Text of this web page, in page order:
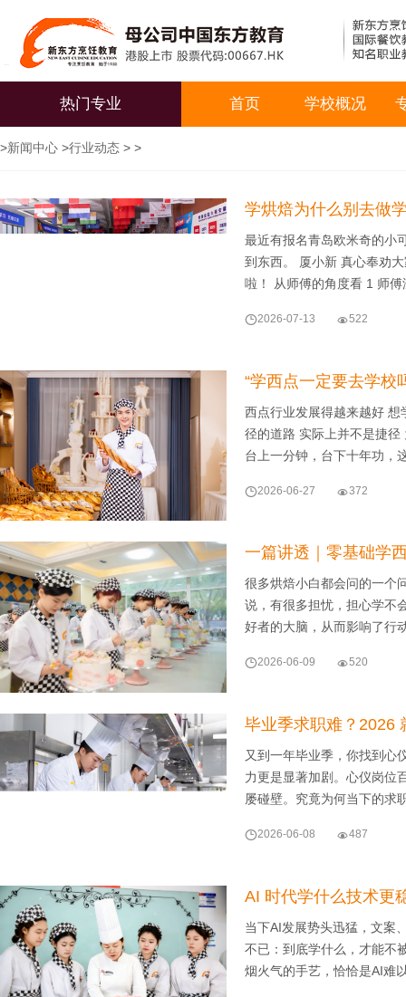
热门专业 首页 学校概况
>新闻中心 >行业动态 > >
学烘焙为什么别去做
最近有报名青岛欧米奇的小
到东西。 厦小新 真心奉劝
啦！ 从师傅的角度看 1 师
2026-07-13 522
“学西点一定要去学
西点行业发展得越来越好
径的道路 实际上并不是捷
台上一分钟，台下十年功
2026-06-27 372
一篇讲透｜零基础学
很多烘焙小白都会问的一个
说，有很多担忧，担心学不
好者的大脑，从而影响了
2026-06-09 520
毕业季求职难？2026
又到一年毕业季，你找到心
力更是显著加剧。心仪岗位
屡碰壁。究竟为何当下的
2026-06-08 487
AI 时代学什么技术更
当下AI发展势头迅猛，文案
不已：到底学什么，才能不
烟火气的手艺，恰恰是AI